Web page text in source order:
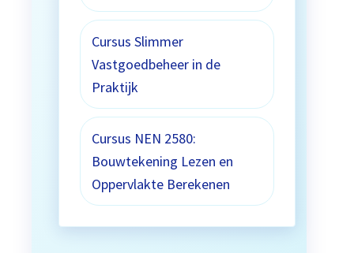
Cursus Slimmer
Vastgoedbeheer in de
Praktijk
Cursus NEN 2580:
Bouwtekening Lezen en
Oppervlakte Berekenen